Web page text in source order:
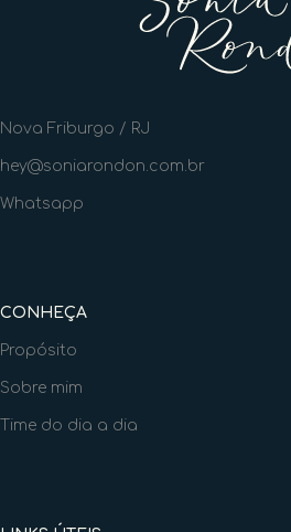
Nova Friburgo / RJ
hey@soniarondon.com.br
Whatsapp
CONHEÇA
Propósito
Sobre mim
Time do dia a dia